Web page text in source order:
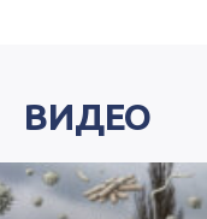
ВИДЕО